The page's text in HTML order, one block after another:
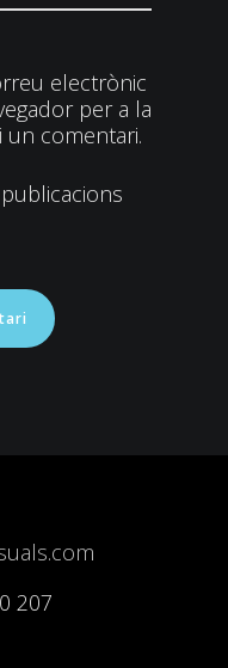
electrònic
per a la
un comentari.
207